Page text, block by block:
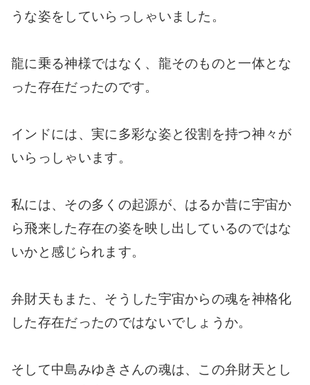
うな姿をしていらっしゃいました。
龍に乗る神様ではなく、龍そのものと一体とな
った存在だったのです。
インドには、実に多彩な姿と役割を持つ神々が
いらっしゃいます。
私には、その多くの起源が、はるか昔に宇宙か
ら飛来した存在の姿を映し出しているのではな
いかと感じられます。
弁財天もまた、そうした宇宙からの魂を神格化
した存在だったのではないでしょうか。
そして中島みゆきさんの魂は、この弁財天とし